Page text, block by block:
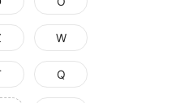
W
Q